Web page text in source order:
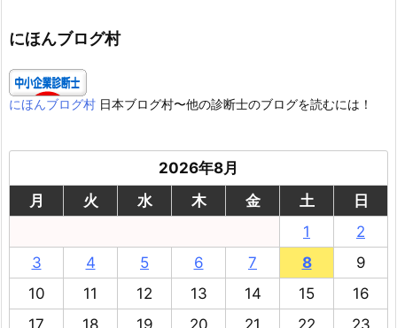
ー
にほんブログ村
にほんブログ村 日本ブログ村〜他の診断士のブログを読むには！
2026年8月
月
火 水 木 金 土
日
1
2
3
4 5 6 7 8
9
10
11 12 13 14 15
16
17
18 19 20 21 22
23